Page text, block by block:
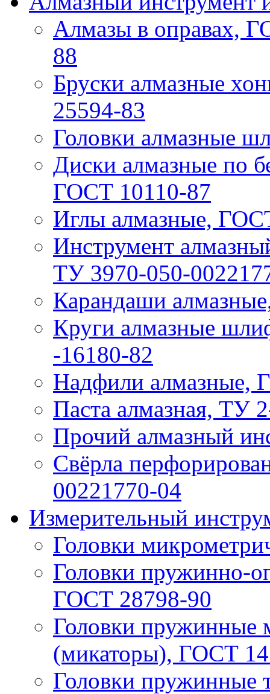
Алмазы в оправах,
88
Бруски алмазные
25594-83
Головки алмазные
Диски алмазные по
ГОСТ 10110-87
Иглы алмазные,
Инструмент
ТУ 3970-050-
Карандаши
Круги алмазные
-16180-82
Надфили алмазные,
Паста алмазная, ТУ
Прочий алмазный
Свёрла
00221770-04
Измерительный
Головки
Головки пружинно-
ГОСТ 28798-90
Головки пружинные
(микаторы), ГОСТ
Головки